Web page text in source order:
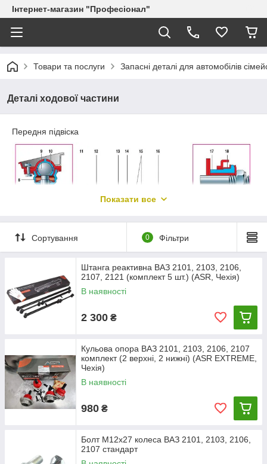
Інтернет-магазин "Професіонал"
Товари та послуги Запасні деталі для автомобілів
Деталі ходової частини
Передня підвіска
Елементи передньої підвіски: 1-підшипники маточини; 2 ―
― прокладка; 6-маточина; 7 - гальмівний диск; 8 ― захисний
чохол верхнього кульового пальця; 9 ― кульовий верхній
пальця; 9 ― верхній кульовий палець; 10 ― підшипник
Показати все
Сортування 0 Фільтри
Штанга реактивна ВАЗ 2101, 2103, 2106,
2107, 2121 (комплект 5 шт.) (ASR, Чехія)
В наявності
2 300 ₴
Кульова опора ВАЗ 2101, 2103, 2106, 2107
комплект (2 верхні, 2 нижні) (ASR EXTREME,
Чехія)
В наявності
980 ₴
Болт М12х27 колеса ВАЗ 2101, 2103, 2106,
2107 стандарт